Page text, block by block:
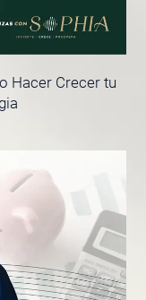
Hacer Crecer tu